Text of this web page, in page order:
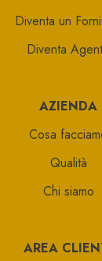
Diventa un
Diventa
AZIENDA
Cosa
Qualità
Chi siamo
AREA